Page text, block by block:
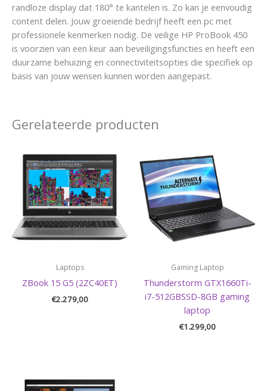
randloze display dat 180° te kantelen is. Zo kan je eenvoudig
content delen. Jouw groeiende bedrijf heeft een pc met
professionele kenmerken nodig. De veilige HP ProBook 450
is voorzien van een keur aan beveiligingsfuncties en heeft een
duurzame behuizing en connectiviteitsopties die specifiek op
basis van jouw wensen kunnen worden aangepast.
Gerelateerde producten
Laptops
ZBook 15 G5 (2ZC40ET)
€2.279,00
Gaming Laptop
Thunderstorm GTX1660Ti-
i7-512GBSSD-8GB gaming
laptop
€1.299,00